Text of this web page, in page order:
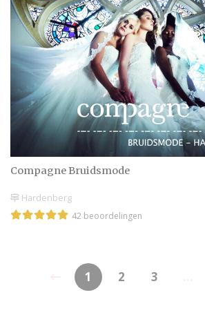
Compagne Bruidsmode
Hardenberg
42 beoordelingen
1 2 3